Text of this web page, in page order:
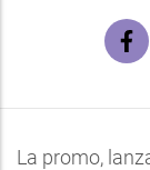
La promo,